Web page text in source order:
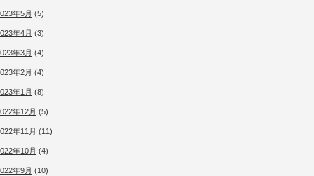
年5月 (5)
年4月 (3)
年3月 (4)
年2月 (4)
年1月 (8)
年12月 (5)
年11月 (11)
年10月 (4)
年9月 (10)